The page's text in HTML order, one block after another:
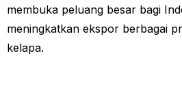
membuka peluang besar bagi
meningkatkan ekspor berbagai
kelapa.